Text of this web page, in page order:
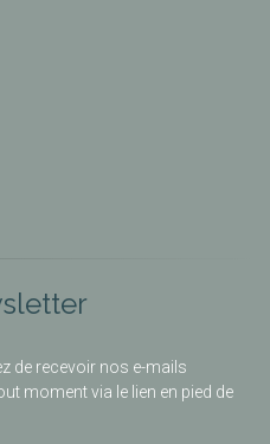
de recevoir nos e-mails
moment via le lien en pied de